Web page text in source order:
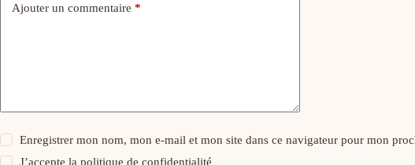
Ajouter un commentaire *
Enregistrer mon nom, mon e-mail et mon site dans ce navigateur pour mon
J’accepte lapolitique de confidentialité